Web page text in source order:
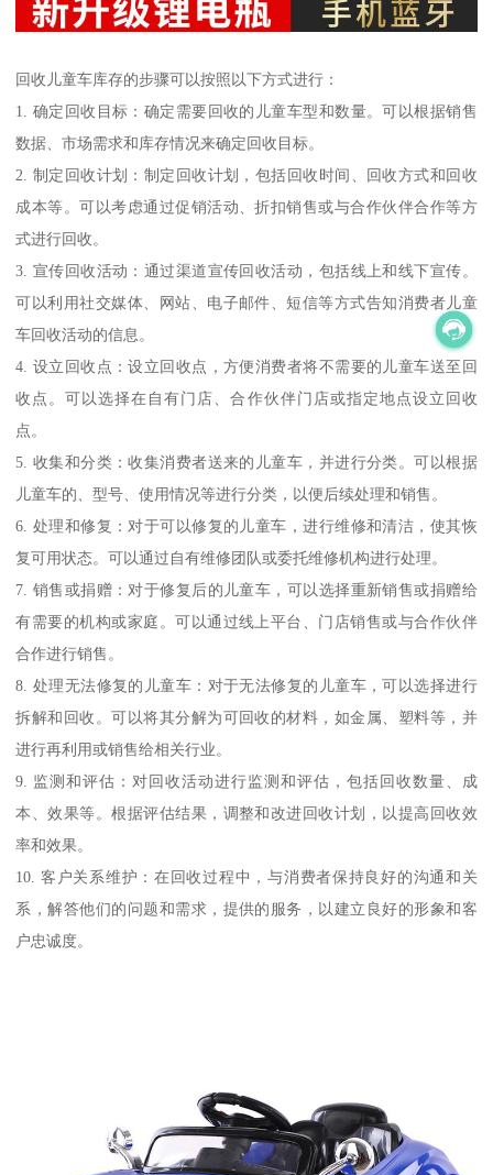
回收儿童车库存的步骤可以按照以下方式进行：
1. 确定回收目标：确定需要回收的儿童车型和数量。可以根据销售
数据、市场需求和库存情况来确定回收目标。
2. 制定回收计划：制定回收计划，包括回收时间、回收方式和回收
成本等。可以考虑通过促销活动、折扣销售或与合作伙伴合作等方
式进行回收。
3. 宣传回收活动：通过渠道宣传回收活动，包括线上和线下宣传。
可以利用社交媒体、网站、电子邮件、短信等方式告知消费者儿童
车回收活动的信息。
4. 设立回收点：设立回收点，方便消费者将不需要的儿童车送至回
收点。可以选择在自有门店、合作伙伴门店或指定地点设立回收
点。
5. 收集和分类：收集消费者送来的儿童车，并进行分类。可以根据
儿童车的、型号、使用情况等进行分类，以便后续处理和销售。
6. 处理和修复：对于可以修复的儿童车，进行维修和清洁，使其恢
复可用状态。可以通过自有维修团队或委托维修机构进行处理。
7. 销售或捐赠：对于修复后的儿童车，可以选择重新销售或捐赠给
有需要的机构或家庭。可以通过线上平台、门店销售或与合作伙伴
合作进行销售。
8. 处理无法修复的儿童车：对于无法修复的儿童车，可以选择进行
拆解和回收。可以将其分解为可回收的材料，如金属、塑料等，并
进行再利用或销售给相关行业。
9. 监测和评估：对回收活动进行监测和评估，包括回收数量、成
本、效果等。根据评估结果，调整和改进回收计划，以提高回收效
率和效果。
10. 客户关系维护：在回收过程中，与消费者保持良好的沟通和关
系，解答他们的问题和需求，提供的服务，以建立良好的形象和客
户忠诚度。